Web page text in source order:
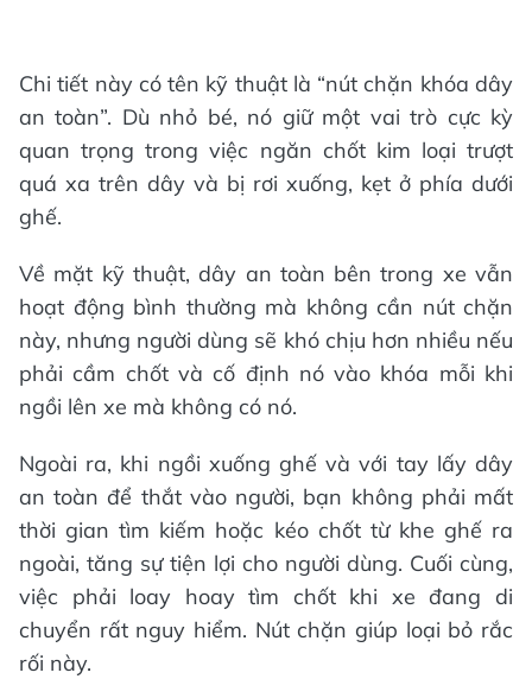
Chi tiết này có tên kỹ thuật là “nút chặn khóa dây
an toàn”. Dù nhỏ bé, nó giữ một vai trò cực kỳ
quan trọng trong việc ngăn chốt kim loại trượt
quá xa trên dây và bị rơi xuống, kẹt ở phía dưới
ghế.
Về mặt kỹ thuật, dây an toàn bên trong xe vẫn
hoạt động bình thường mà không cần nút chặn
này, nhưng người dùng sẽ khó chịu hơn nhiều nếu
phải cầm chốt và cố định nó vào khóa mỗi khi
ngồi lên xe mà không có nó.
Ngoài ra, khi ngồi xuống ghế và với tay lấy dây
an toàn để thắt vào người, bạn không phải mất
thời gian tìm kiếm hoặc kéo chốt từ khe ghế ra
ngoài, tăng sự tiện lợi cho người dùng. Cuối cùng,
việc phải loay hoay tìm chốt khi xe đang di
chuyển rất nguy hiểm. Nút chặn giúp loại bỏ rắc
rối này.